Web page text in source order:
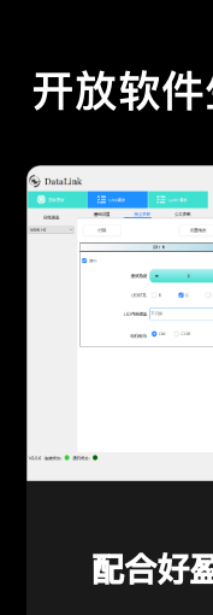
开放软
配合好